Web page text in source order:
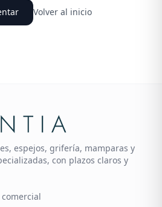
Volver al inicio
espejos, grifería, mamparas y
con plazos claros y
comercial